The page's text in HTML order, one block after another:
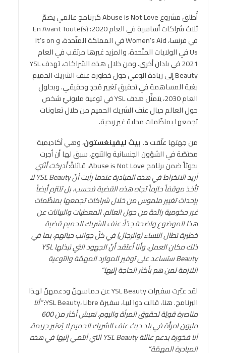
أُطلق مشروع Abuse is Not Love كبرنامج عالمي يضمّ
ثلاث شراكات أساسية في العام 2020: En Avant Toute(s)
في فرنسا، Women’s Aid في المملكة المتّحدة، و It’s on
Us في الولايات المتّحدة، والمزيد غيرها مرتقب في العام
2021 في بلدان أخرى. ومن خلال هذه الشراكات، تهدف YSL
Beauty إلى زيادة الوعي حول خطورة عنف الشريك الحميم
بغية المساهمة في تحقيق تغيير مُجدٍ وحقيقي. وبحلول
العام 2030، يتمثّل هدف YSL في توعية مليونيْ شخص
حول العالم حيال عنف الشريك الحميم من خلال تعاونات
تجمعها بمنظّمات محلية غير ربحية.
من جهتها علّقتد. بيث ليفينغستون، وهي أكاديمية
مختصّة في الشؤون الجنسانية والتنوع، سبق لها أن أجرت
بحوثاً ضمن برنامج Abuse is Not Love، قائلةً:
أدركت أنّني
أريد الانخراط في هذه المبادرة عندما رأيت أنّYSL Beautyلا
تأخذ موقفاً حازماً تجاه هذه القضية فحسب، بل تلتزم أيضاً
بإحداث تغيير ملموس من خلال شراكات تجمعها بمنظّمات
غير حكومية رائدة من حول العالم. المعطيات والبيانات عن
هذا الموضوع واضحة جدّاً: عنف الشريك الحميم قضية
خطيرة تطال النساء (والرجال) في كلّ جوانب حياتهم، بما في
ذلك مكان العمل، وأنا أعتقد أنّ الجهود التي تبذلهاYSL
Beautyستساعد على توفير الموارد المهمّة والتوعية
اللازمة لمن هم بأكثر الحاجة إليها.”
لقد عبّرت سفيرات YSL Beauty عن حماسهنّ ودعمهنّ لهذا
البرنامج. هنا، قالت دوا ليبا، سفيرة YSL Beauty، Libre:
“أنا
مناصرة قويّة لحقوق المرأة واليوم، تعيش أكثر من 600
مليون امرأة في بلد حيث عنف الشريك الحميم لا يُعتبر جريمة.
أنا فخورة بدعم عائلةYSL Beautyالتي أنتمي إليها في هذه
المبادرة المهمّة.”